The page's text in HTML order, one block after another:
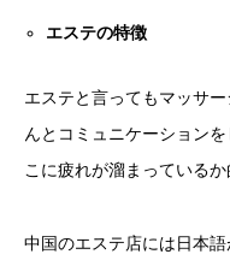
エステの特徴
エステと言ってもマッサ
んとコミュニケーション
こに疲れが溜まっているか
中国のエステ店には日本